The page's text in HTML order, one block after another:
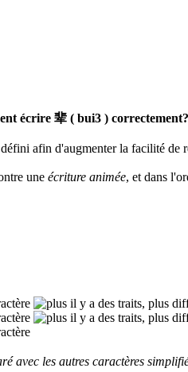
écrire 辈 ( bui3 )
afin d'augmenter la facilité
une écriture animée, et dans
avec les autres caractères